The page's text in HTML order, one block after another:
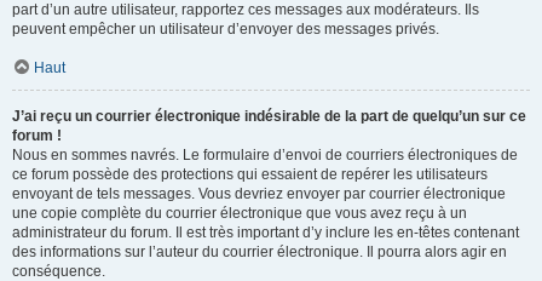
part d’un autre utilisateur, rapportez ces messages aux modérateurs. Ils
peuvent empêcher un utilisateur d’envoyer des messages privés.
Haut
J’ai reçu un courrier électronique indésirable de la part de quelqu’un sur ce
forum !
Nous en sommes navrés. Le formulaire d’envoi de courriers électroniques de
ce forum possède des protections qui essaient de repérer les utilisateurs
envoyant de tels messages. Vous devriez envoyer par courrier électronique
une copie complète du courrier électronique que vous avez reçu à un
administrateur du forum. Il est très important d’y inclure les en-têtes contenant
des informations sur l’auteur du courrier électronique. Il pourra alors agir en
conséquence.